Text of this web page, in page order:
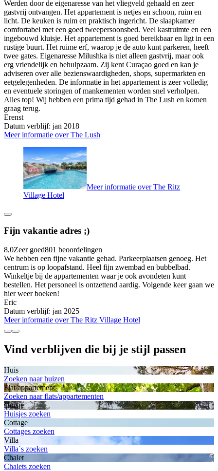
Werden door de eigenaresse van het vliegveld gehaald en zeer
gastvrij ontvangen. Het appartement is netjes en schoon, ruim en
licht. De keuken is ruim en praktisch ingericht. De slaapkamer
comfortabel met een goed tweepersoonsbed. Veel kastruimte en een
ingebouwd kluisje. Het appartement is goed bereikbaar en ligt in een
rustige buurt. Het ruime erf, waarop je de auto kunt parkeren, heeft
twee gates. Eigenaresse Milushka is niet alleen gastvrij, maar ook
erg vriendelijk en behulpzaam. Zij kent Curaçao goed en kan je
adviseren over alle bezienswaardigheden, shops, supermarkten en
eetgelegenheden. De informatie in het appartement is zeer volledig
en eventuele storingen of mankementen worden snel verholpen.
Alles top! Wij hebben een prima tijd gehad in The Lush en komen
graag terug.
Erenst
Datum verblijf: jan 2018
Meer informatie over The Lush
Meer informatie over The Ritz
Village Hotel
Fijn vakantie adres ;)
8,0Zeer goed801 beoordelingen
We hebben een fijne vakantie gehad. Parkeerplaatsen genoeg. Het
centrum is op loopafstand. Heel fijn zwembad en bubbelbad.
Winkeltje bij de appartementen waar je ook avondeten kunt
bestellen. Het personeel is ontzettend aardig. Volgende keer gaan we
hier weer boeken!
Eric
Datum verblijf: jan 2025
Meer informatie over The Ritz Village Hotel
Vind verblijven die bij je stijl passen
Huis
Zoeken naar huizen
Flat/appartement
Zoeken naar flats/appartementen
Huisje
Huisjes zoeken
Cottage
Cottages zoeken
Villa
Villa´s zoeken
Chalet
Chalets zoeken